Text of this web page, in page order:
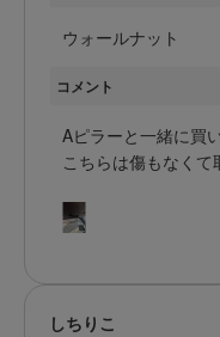
ウォールナット
コメント
Aピラーと一緒に買
こちらは傷もなくて
しちりこ